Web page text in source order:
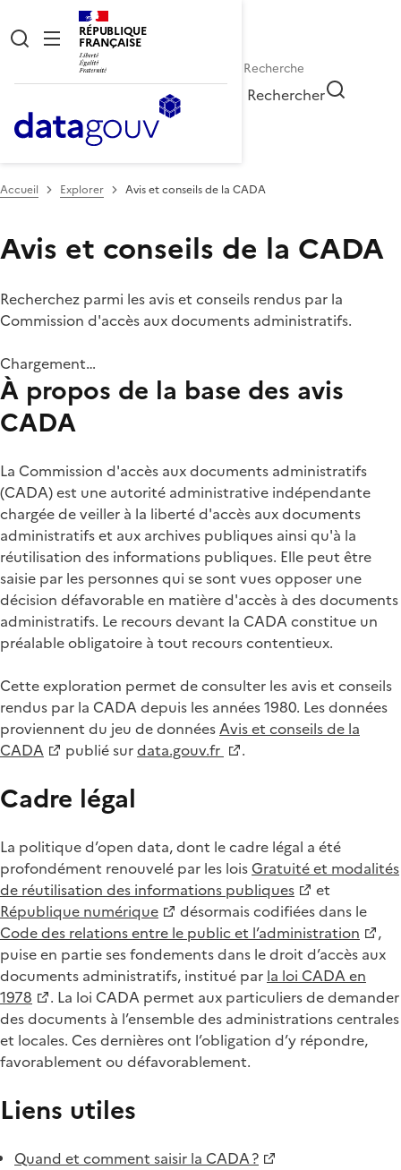
RÉPUBLIQUE
FRANÇAISE
Rechercher
Accueil Explorer Avis et conseils de la CADA
Avis et conseils de la CADA
Recherchez parmi les avis et conseils rendus par la
Commission d'accès aux documents administratifs.
Chargement…
À propos de la base des avis
CADA
La Commission d'accès aux documents administratifs
(CADA) est une autorité administrative indépendante
chargée de veiller à la liberté d'accès aux documents
administratifs et aux archives publiques ainsi qu'à la
réutilisation des informations publiques. Elle peut être
saisie par les personnes qui se sont vues opposer une
décision défavorable en matière d'accès à des documents
administratifs. Le recours devant la CADA constitue un
préalable obligatoire à tout recours contentieux.
Cette exploration permet de consulter les avis et conseils
rendus par la CADA depuis les années 1980. Les données
proviennent du jeu de donnéesAvis et conseils de la
CADA
publié surdata.gouv.fr .
Cadre légal
La politique d’open data, dont le cadre légal a été
profondément renouvelé par les loisGratuité et modalités
de réutilisation des informations publiques
et
République numérique
désormais codifiées dans le
Code des relations entre le public et l’administration
,
puise en partie ses fondements dans le droit d’accès aux
documents administratifs, institué par la loi CADA en
1978
. La loi CADA permet aux particuliers de demander
des documents à l’ensemble des administrations centrales
et locales. Ces dernières ont l’obligation d’y répondre,
favorablement ou défavorablement.
Liens utiles
Quand et comment saisir la CADA ?